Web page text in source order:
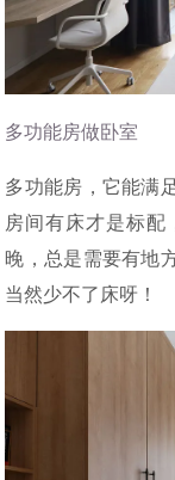
多功能房做卧室
多功能房，它能满
房间有床才是标
晚，总是需要有地
当然少不了床呀！